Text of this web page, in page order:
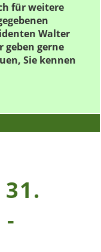
für weitere
Walter
geben gerne
Sie kennen